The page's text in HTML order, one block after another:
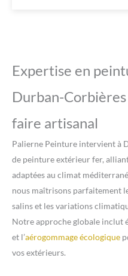
Expertise en
Durban-
faire artisanal
Palierne Peinture intervient à
de peinture extérieur fer,
adaptées au climat
nous maîtrisons parfaitement
salins et les variations
Notre approche globale inclut
et l’aérogommage écologique
vos extérieurs.